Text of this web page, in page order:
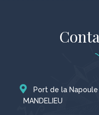
Port de la
MANDELIEU